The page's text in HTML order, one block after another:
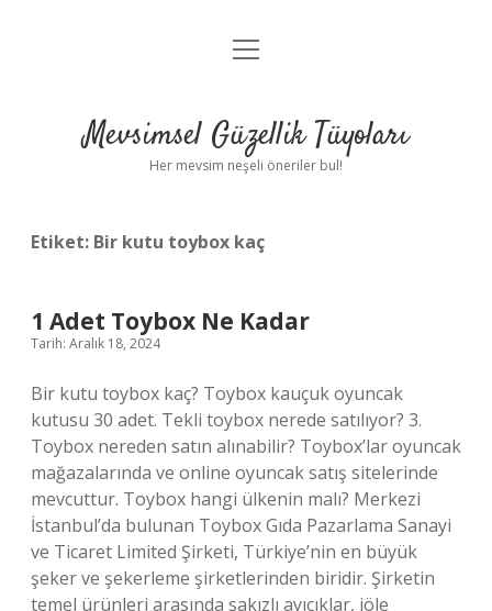
Anasayfa
Yasal Uyarı
menüyü
Mevsimsel Güzellik Tüyoları
Her mevsim neşeli öneriler bul!
Etiket: Bir kutu toybox kaç
1 Adet Toybox Ne Kadar
Tarih: Aralık 18, 2024
Bir kutu toybox kaç? Toybox kauçuk oyuncak
kutusu 30 adet. Tekli toybox nerede satılıyor? 3.
Toybox nereden satın alınabilir? Toybox’lar oyuncak
mağazalarında ve online oyuncak satış sitelerinde
mevcuttur. Toybox hangi ülkenin malı? Merkezi
İstanbul’da bulunan Toybox Gıda Pazarlama Sanayi
ve Ticaret Limited Şirketi, Türkiye’nin en büyük
şeker ve şekerleme şirketlerinden biridir. Şirketin
temel ürünleri arasında sakızlı ayıcıklar, jöle